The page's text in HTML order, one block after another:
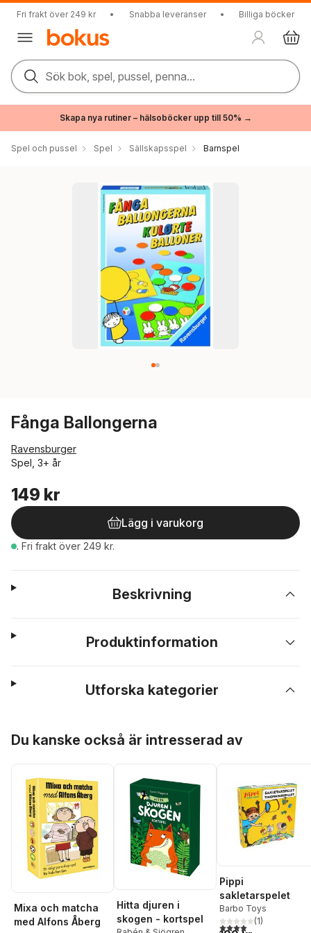
Fri frakt över 249 kr • Snabba leveranser • Billiga böcker
Sök bok, spel, pussel, penna...
Skapa nya rutiner – hälsoböcker upp till 50% →
Spel och pussel Spel Sällskapsspel Barnspel
Fånga Ballongerna
Ravensburger
Spel, 3+ år
149 kr
Lägg i varukorg
. Fri frakt över 249 kr.
Beskrivning
Produktinformation
Utforska kategorier
Du kanske också är intresserad av
Mixa och matcha
med Alfons Åberg
Hitta djuren i
skogen - kortspel
Pippi
sakletarspelet
Barbo Toys
4,0utav 5 stjärnor.
(1)